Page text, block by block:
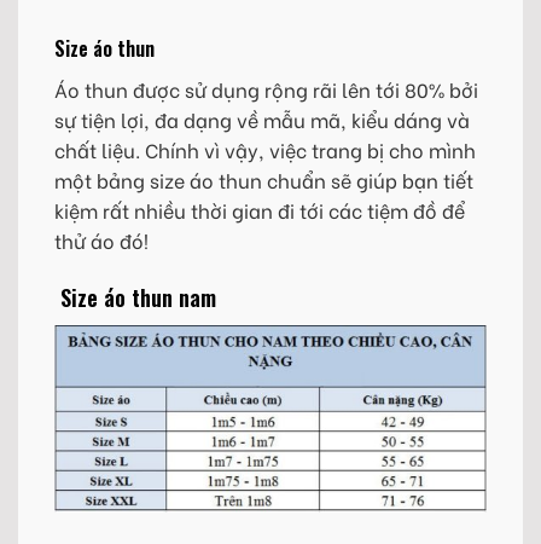
Size áo thun
Áo thun được sử dụng rộng rãi lên tới 80% bởi
sự tiện lợi, đa dạng về mẫu mã, kiểu dáng và
chất liệu. Chính vì vậy, việc trang bị cho mình
một bảng size áo thun chuẩn sẽ giúp bạn tiết
kiệm rất nhiều thời gian đi tới các tiệm đồ để
thử áo đó!
Size áo thun nam